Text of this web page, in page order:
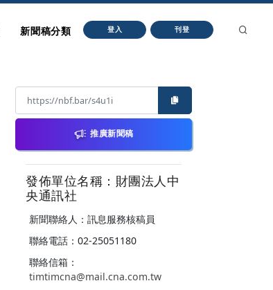
新聞稿分類 登入 刊登
推廣新聞稿
發佈單位名稱：財團法人中
央通訊社
新聞聯絡人：訊息服務核稿員
聯絡電話：02-25051180
聯絡信箱：
timtimcna@mail.cna.com.tw